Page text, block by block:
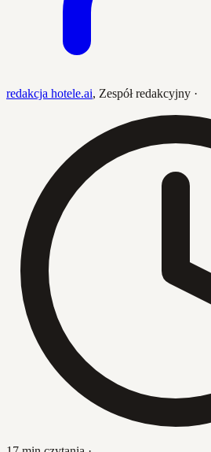
redakcja hotele.ai, Zespół redakcyjny ·